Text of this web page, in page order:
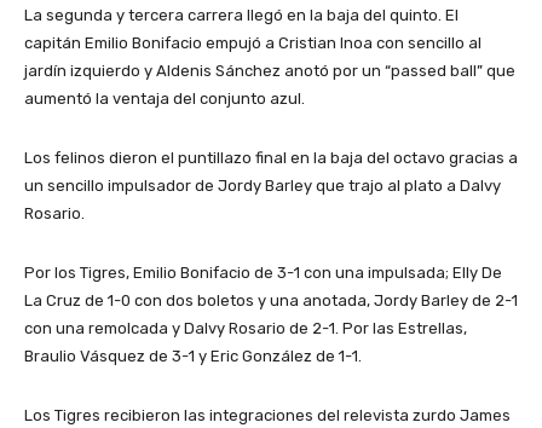
La segunda y tercera carrera llegó en la baja del quinto. El
capitán Emilio Bonifacio empujó a Cristian Inoa con sencillo al
jardín izquierdo y Aldenis Sánchez anotó por un “passed ball” que
aumentó la ventaja del conjunto azul.
Los felinos dieron el puntillazo final en la baja del octavo gracias a
un sencillo impulsador de Jordy Barley que trajo al plato a Dalvy
Rosario.
Por los Tigres, Emilio Bonifacio de 3-1 con una impulsada; Elly De
La Cruz de 1-0 con dos boletos y una anotada, Jordy Barley de 2-1
con una remolcada y Dalvy Rosario de 2-1. Por las Estrellas,
Braulio Vásquez de 3-1 y Eric González de 1-1.
Los Tigres recibieron las integraciones del relevista zurdo James